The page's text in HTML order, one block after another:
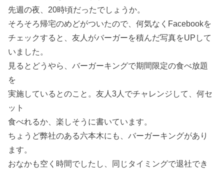
先週の夜、20時頃だったでしょうか。
そろそろ帰宅のめどがついたので、何気なくFacebookを
チェックすると、友人がバーガーを積んだ写真をUPして
いました。
見るとどうやら、バーガーキングで期間限定の食べ放題
を
実施しているとのこと。友人3人でチャレンジして、何セ
ット
食べれるか、楽しそうに書いています。
ちょうど弊社のある六本木にも、バーガーキングがあり
ます。
おなかも空く時間でしたし、同じタイミングで退社でき